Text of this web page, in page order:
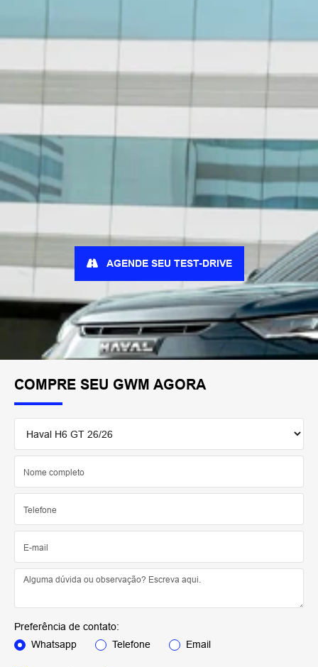
COMPRE SEU GWM AGORA
Preferência de contato:
Whatsapp
Telefone Email
AGENDE SEU TEST-DRIVE